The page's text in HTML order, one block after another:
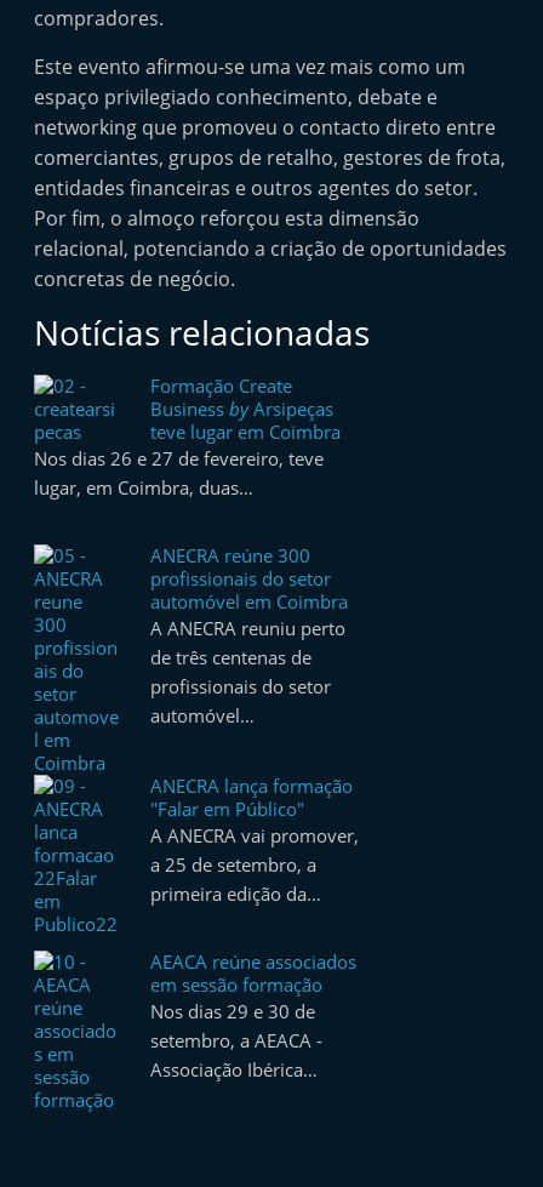
compradores.
Este evento afirmou-se uma vez mais como um
espaço privilegiado conhecimento, debate e
networking que promoveu o contacto direto entre
comerciantes, grupos de retalho, gestores de frota,
entidades financeiras e outros agentes do setor.
Por fim, o almoço reforçou esta dimensão
relacional, potenciando a criação de oportunidades
concretas de negócio.
Notícias relacionadas
Formação Create
BusinessbyArsipeças
teve lugar em Coimbra
Nos dias 26 e 27 de fevereiro, teve
lugar, em Coimbra, duas…
ANECRA reúne 300
profissionais do setor
automóvel em Coimbra
A ANECRA reuniu perto
de três centenas de
profissionais do setor
automóvel…
ANECRA lança formação
"Falar em Público"
A ANECRA vai promover,
a 25 de setembro, a
primeira edição da…
AEACA reúne associados
em sessão formação
Nos dias 29 e 30 de
setembro, a AEACA -
Associação Ibérica…